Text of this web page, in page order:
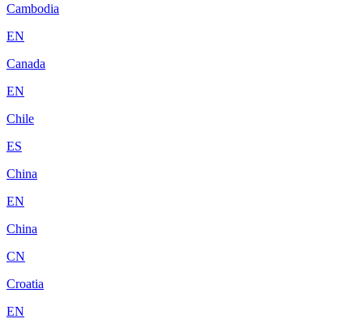
Cambodia
EN
Canada
EN
Chile
ES
China
EN
China
CN
Croatia
EN